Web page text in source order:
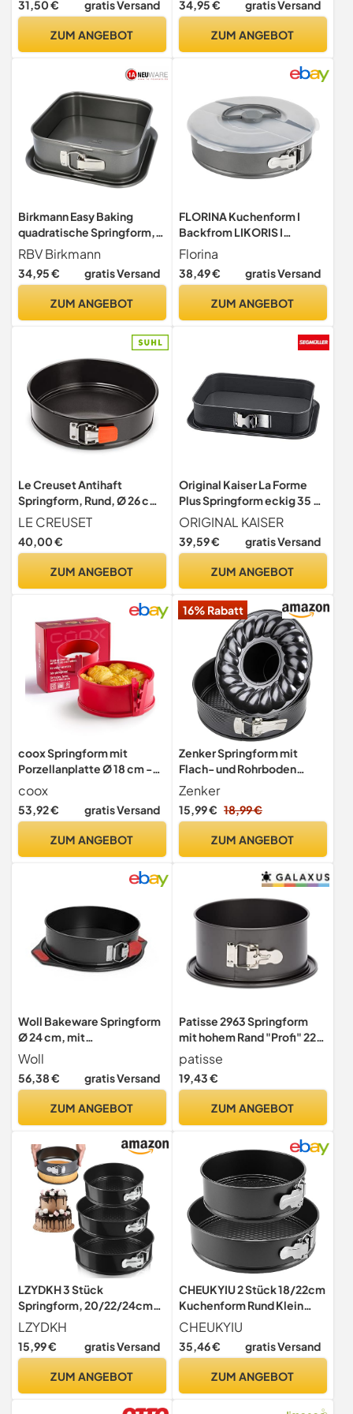
Emailleboden, schnittfest,
antihaftbeschichtet,
31,50 € gratis Versand
ZUM ANGEBOT
Emaille-Boden – 24er
hohem Rand in Dunkelblau –
34,95 € gratis Versand
ZUM ANGEBOT
Birkmann Easy Baking
quadratische Springform,
eckige Backform aus
Karbonstahl, hohe
Kuchenform mit
Antihaftbeschichtung,
RBV Birkmann
34,95 € gratis Versand
ZUM ANGEBOT
FLORINA Kuchenform I
Backfrom LIKORIS I
Antihaftbeschichtung I
Backform aus Karbonstahl I
Auflaufform Rund
Kuchen und Torten I Deckel
Florina
38,49 € gratis Versand
ZUM ANGEBOT
Le Creuset Antihaft
Springform, Rund, Ø 26 cm,
Sauerteigbeständig, Aus
Karbonstahl gefertigt,
Anthrazit/Orange,
LE CREUSET
40,00 €
ZUM ANGEBOT
Original Kaiser La Forme
Plus Springform eckig 35 x
24 cm, Backform
rechteckig, Kuchenform
mit Emailleboden,
antihaftbeschichtet,
ORIGINAL KAISER
39,59 € gratis Versand
ZUM ANGEBOT
coox Springform mit
Porzellanplatte Ø 18 cm -
Einem I Antihaft-Silikon I
Spülmaschinenfest I Kein
coox
53,92 € gratis Versand
ZUM ANGEBOT
16% Rabatt
Zenker Springform mit
Flach- und Rohrboden
Black Metallic Ø26 cm -
Antihaft-Beschichtung,
Springform-Ring für
Hitzebeständigkeit: +230
Zenker
15,99 € 18,99 €
ZUM ANGEBOT
Woll Bakeware Springform
Ø 24 cm, mit
auslaufsicherem Boden,
Schnellverriegelung und
hitzebeständigen
PFAS-frei, zweilagige
Woll
56,38 € gratis Versand
ZUM ANGEBOT
Patisse 2963 Springform
mit hohem Rand "Profi" 22
patisse
19,43 €
ZUM ANGEBOT
LZYDKH 3 Stück
Springform, 20/22/24cm
klein Kuchenform
Backform mit
Antihaftbeschichtung
Abnehmbarer Flachboden
LZYDKH
15,99 € gratis Versand
ZUM ANGEBOT
CHEUKYIU 2 Stück 18/22cm
Kuchenform Rund Klein
Springform Set Backform
Rund Abnehmbarer
Schwarze Runde
Kohlenstoffstahl für
CHEUKYIU
35,46 € gratis Versand
ZUM ANGEBOT